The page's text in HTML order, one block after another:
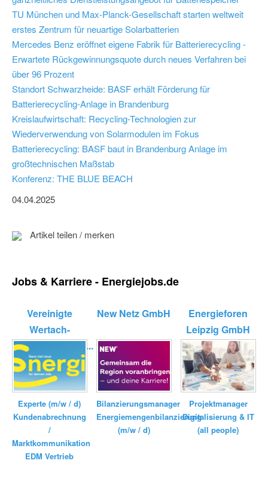
TU München und Max-Planck-Gesellschaft starten weltweit
erstes Zentrum für neuartige Solarbatterien
Mercedes Benz eröffnet eigene Fabrik für Batterierecycling -
Erwartete Rückgewinnungsquote durch neues Verfahren bei
über 96 Prozent
Standort Schwarzheide: BASF erhält Förderung für
Batterierecycling-Anlage in Brandenburg
Kreislaufwirtschaft: Recycling-Technologien zur
Wiederverwendung von Solarmodulen im Fokus
Batterierecycling: BASF baut in Brandenburg Anlage im
großtechnischen Maßstab
Konferenz: THE BLUE BEACH
04.04.2025
Artikel teilen / merken
Jobs & Karriere - Energiejobs.de
Vereinigte
Wertach-
Elektrizitätswerk...
Experte (m/w / d)
Kundenabrechnung
/
Marktkommunikation
EDM Vertrieb
New Netz GmbH
Bilanzierungsmanager
Energiemengenbilanzierung
(m/w / d)
Energieforen
Leipzig GmbH
Projektmanager
Digitalisierung & IT
(all people)